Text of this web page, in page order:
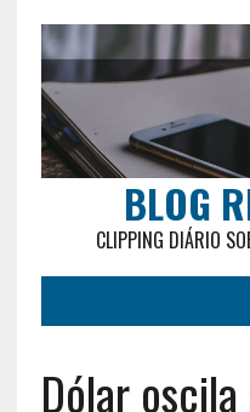
BLOG
CLIPPING DIÁRIO
Dólar